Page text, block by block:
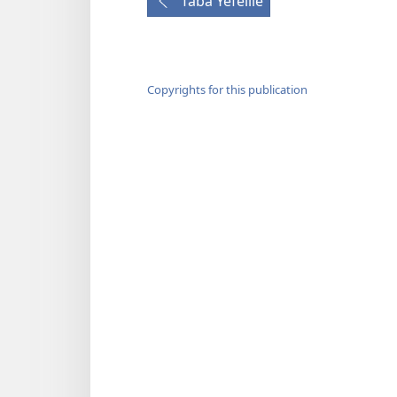
Copyrights for this publication